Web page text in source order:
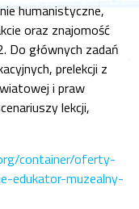
humanistyczne,
oraz znajomość
Do głównych zadań
prelekcji z
i praw
lekcji,
container/oferty-
edukator-muzealny-